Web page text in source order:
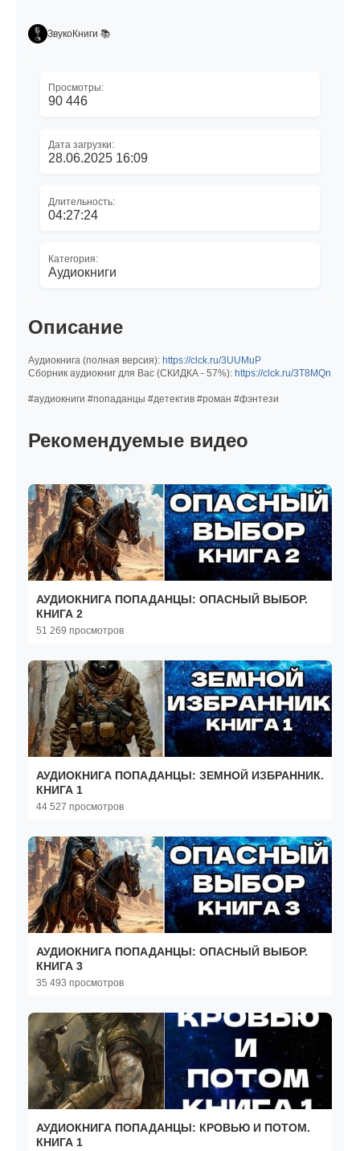
ЗвукоКниги 📚
Просмотры:
90 446
Дата загрузки:
28.06.2025 16:09
Длительность:
04:27:24
Категория:
Аудиокниги
Описание
Аудиокнига (полная версия): https://clck.ru/3UUMuP
Сборник аудиокниг для Вас (СКИДКА - 57%): https://clck.ru/3T8MQn
#аудиокниги #попаданцы #детектив #роман #фэнтези
Рекомендуемые видео
АУДИОКНИГА ПОПАДАНЦЫ: ОПАСНЫЙ ВЫБОР.
КНИГА 2
51 269 просмотров
АУДИОКНИГА ПОПАДАНЦЫ: ЗЕМНОЙ ИЗБРАННИК.
КНИГА 1
44 527 просмотров
АУДИОКНИГА ПОПАДАНЦЫ: ОПАСНЫЙ ВЫБОР.
КНИГА 3
35 493 просмотров
АУДИОКНИГА ПОПАДАНЦЫ: КРОВЬЮ И ПОТОМ.
КНИГА 1